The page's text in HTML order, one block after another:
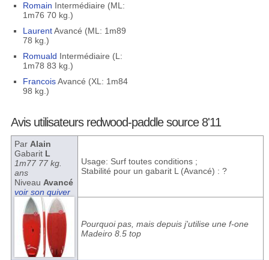
Romain Intermédiaire (ML:
1m76 70 kg.)
LaurentAvancé (ML: 1m89
78 kg.)
Romuald Intermédiaire (L:
1m78 83 kg.)
FrancoisAvancé (XL: 1m84
98 kg.)
Avis utilisateurs redwood-paddle source 8'11
Par Alain
Gabarit L
1m77 77 kg.
ans
Niveau Avancé
voir son quiver
Usage: Surf toutes conditions ;
Stabilité pour un gabarit L (Avancé) : ?
Pourquoi pas, mais depuis j'utilise une f-one
Madeiro 8.5 top